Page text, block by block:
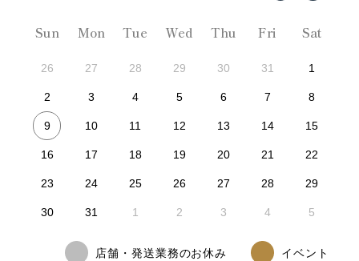
Sun Mon Tue Wed Thu Fri Sat
26 27 28 29 30 31 1
2 3 4 5 6 7 8
9 10 11 12 13 14 15
16 17 18 19 20 21 22
23 24 25 26 27 28 29
30 31 1 2 3 4 5
店舗・発送業務のお休み イベント